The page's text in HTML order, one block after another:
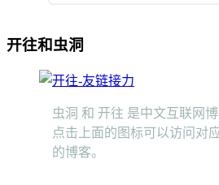
开往和虫洞
虫洞 和 开往 是中文互联网
点击上面的图标可以访问对
的博客。